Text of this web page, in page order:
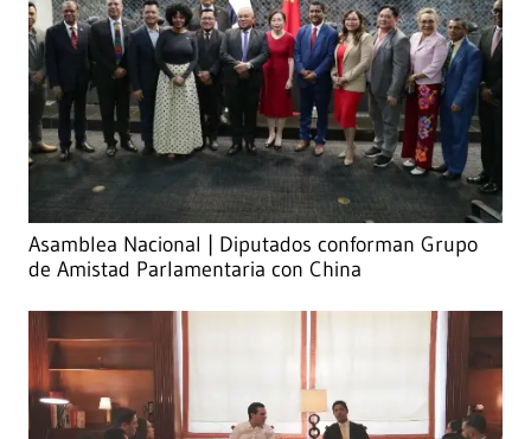
Asamblea Nacional | Diputados conforman Grupo
de Amistad Parlamentaria con China